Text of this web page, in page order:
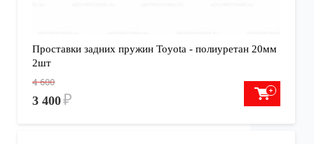
Проставки задних пружин Toyota - полиуретан 20мм
2шт
4 600
3 400₽